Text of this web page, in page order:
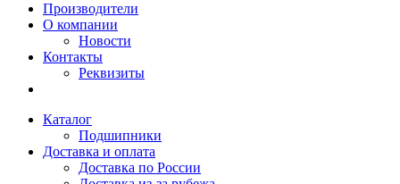
Производители
О компании
Новости
Контакты
Реквизиты
Каталог
Подшипники
Доставка и оплата
Доставка по России